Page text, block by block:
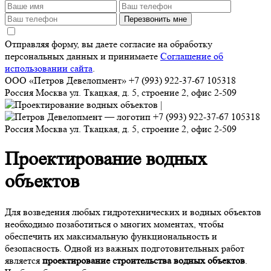
Перезвонить мне
Отправляя форму, вы даете согласие на обработку
персональных данных и принимаете Соглашение об
использовании сайта.
ООО «Петров Девелопмент» +7 (993) 922-37-67 105318
Россия Москва ул. Ткацкая, д. 5, строение 2, офис 2-509
+7 (993) 922-37-67 105318
Россия Москва ул. Ткацкая, д. 5, строение 2, офис 2-509
Проектирование водных
объектов
Для возведения любых гидротехнических и водных объектов
необходимо позаботиться о многих моментах, чтобы
обеспечить их максимальную функциональность и
безопасность. Одной из важных подготовительных работ
является проектирование строительства водных объектов.